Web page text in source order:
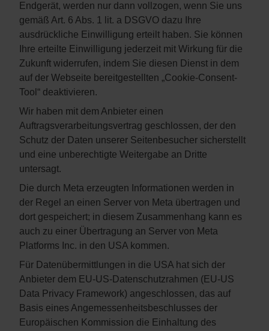
Endgerät, werden nur dann vollzogen, wenn Sie uns
gemäß Art. 6 Abs. 1 lit. a DSGVO dazu Ihre
ausdrückliche Einwilligung erteilt haben. Sie können
Ihre erteilte Einwilligung jederzeit mit Wirkung für die
Zukunft widerrufen, indem Sie diesen Dienst in dem
auf der Webseite bereitgestellten „Cookie-Consent-
Tool“ deaktivieren.
Wir haben mit dem Anbieter einen
Auftragsverarbeitungsvertrag geschlossen, der den
Schutz der Daten unserer Seitenbesucher sicherstellt
und eine unberechtigte Weitergabe an Dritte
untersagt.
Die durch Meta erzeugten Informationen werden in
der Regel an einen Server von Meta übertragen und
dort gespeichert; in diesem Zusammenhang kann es
auch zu einer Übertragung an Server von Meta
Platforms Inc. in den USA kommen.
Für Datenübermittlungen in die USA hat sich der
Anbieter dem EU-US-Datenschutzrahmen (EU-US
Data Privacy Framework) angeschlossen, das auf
Basis eines Angemessenheitsbeschlusses der
Europäischen Kommission die Einhaltung des